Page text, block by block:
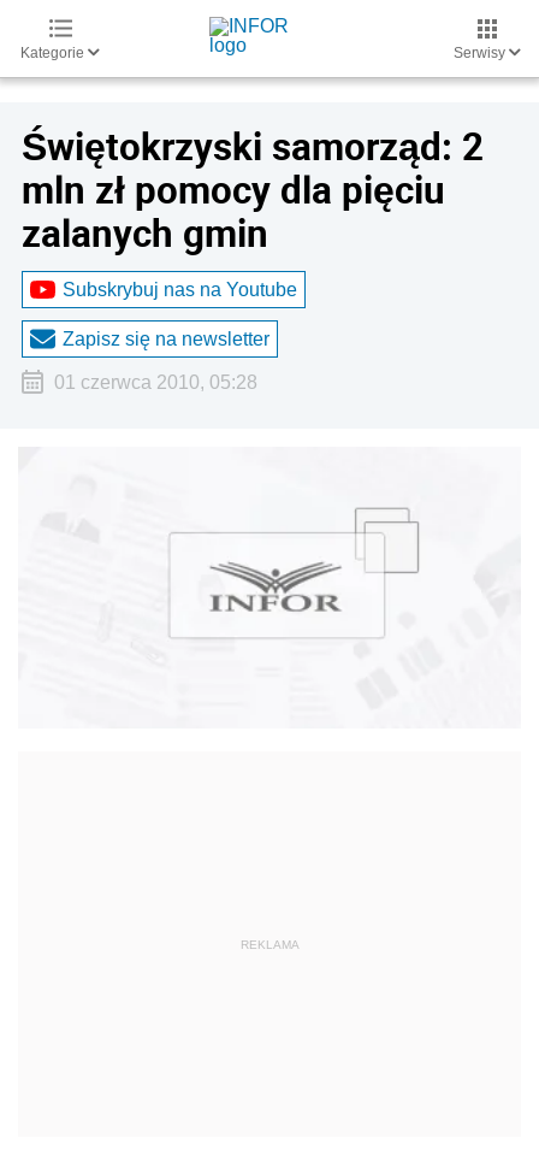
Kategorie Serwisy
Świętokrzyski samorząd: 2
mln zł pomocy dla pięciu
zalanych gmin
Subskrybuj nas na Youtube
Zapisz się na newsletter
01 czerwca 2010, 05:28